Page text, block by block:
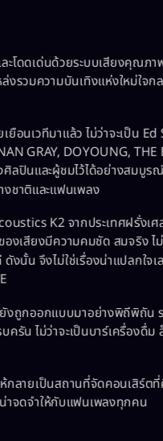
โดดเด่นด้วยระบบเสียงคุณภา
งรวมความบันเทิงแห่งใหม่ใจ
อนเวทีมาแล้ว ไม่ว่าจะเป็น
GRAY, DOYOUNG, THE
ลปินและผู้ชมไว้ได้อย่างสมบู
ชาติและแฟนเพลง
K2 จากประเทศฝรั่งเ
งเสียงมีความคมชัด สมจริง ไ
นั้น จึงไม่ใช่เรื่องน่าแปลกใจเ
งถูกออกแบบมาอย่างพิถีพิถัน
รัน ไม่ว่าจะเป็นบาร์เครื่องดื่ม
ลายเป็นสถานที่จัดคอนเสิร์ตที่
าจดจำให้กับแฟนเพลงทุกคน